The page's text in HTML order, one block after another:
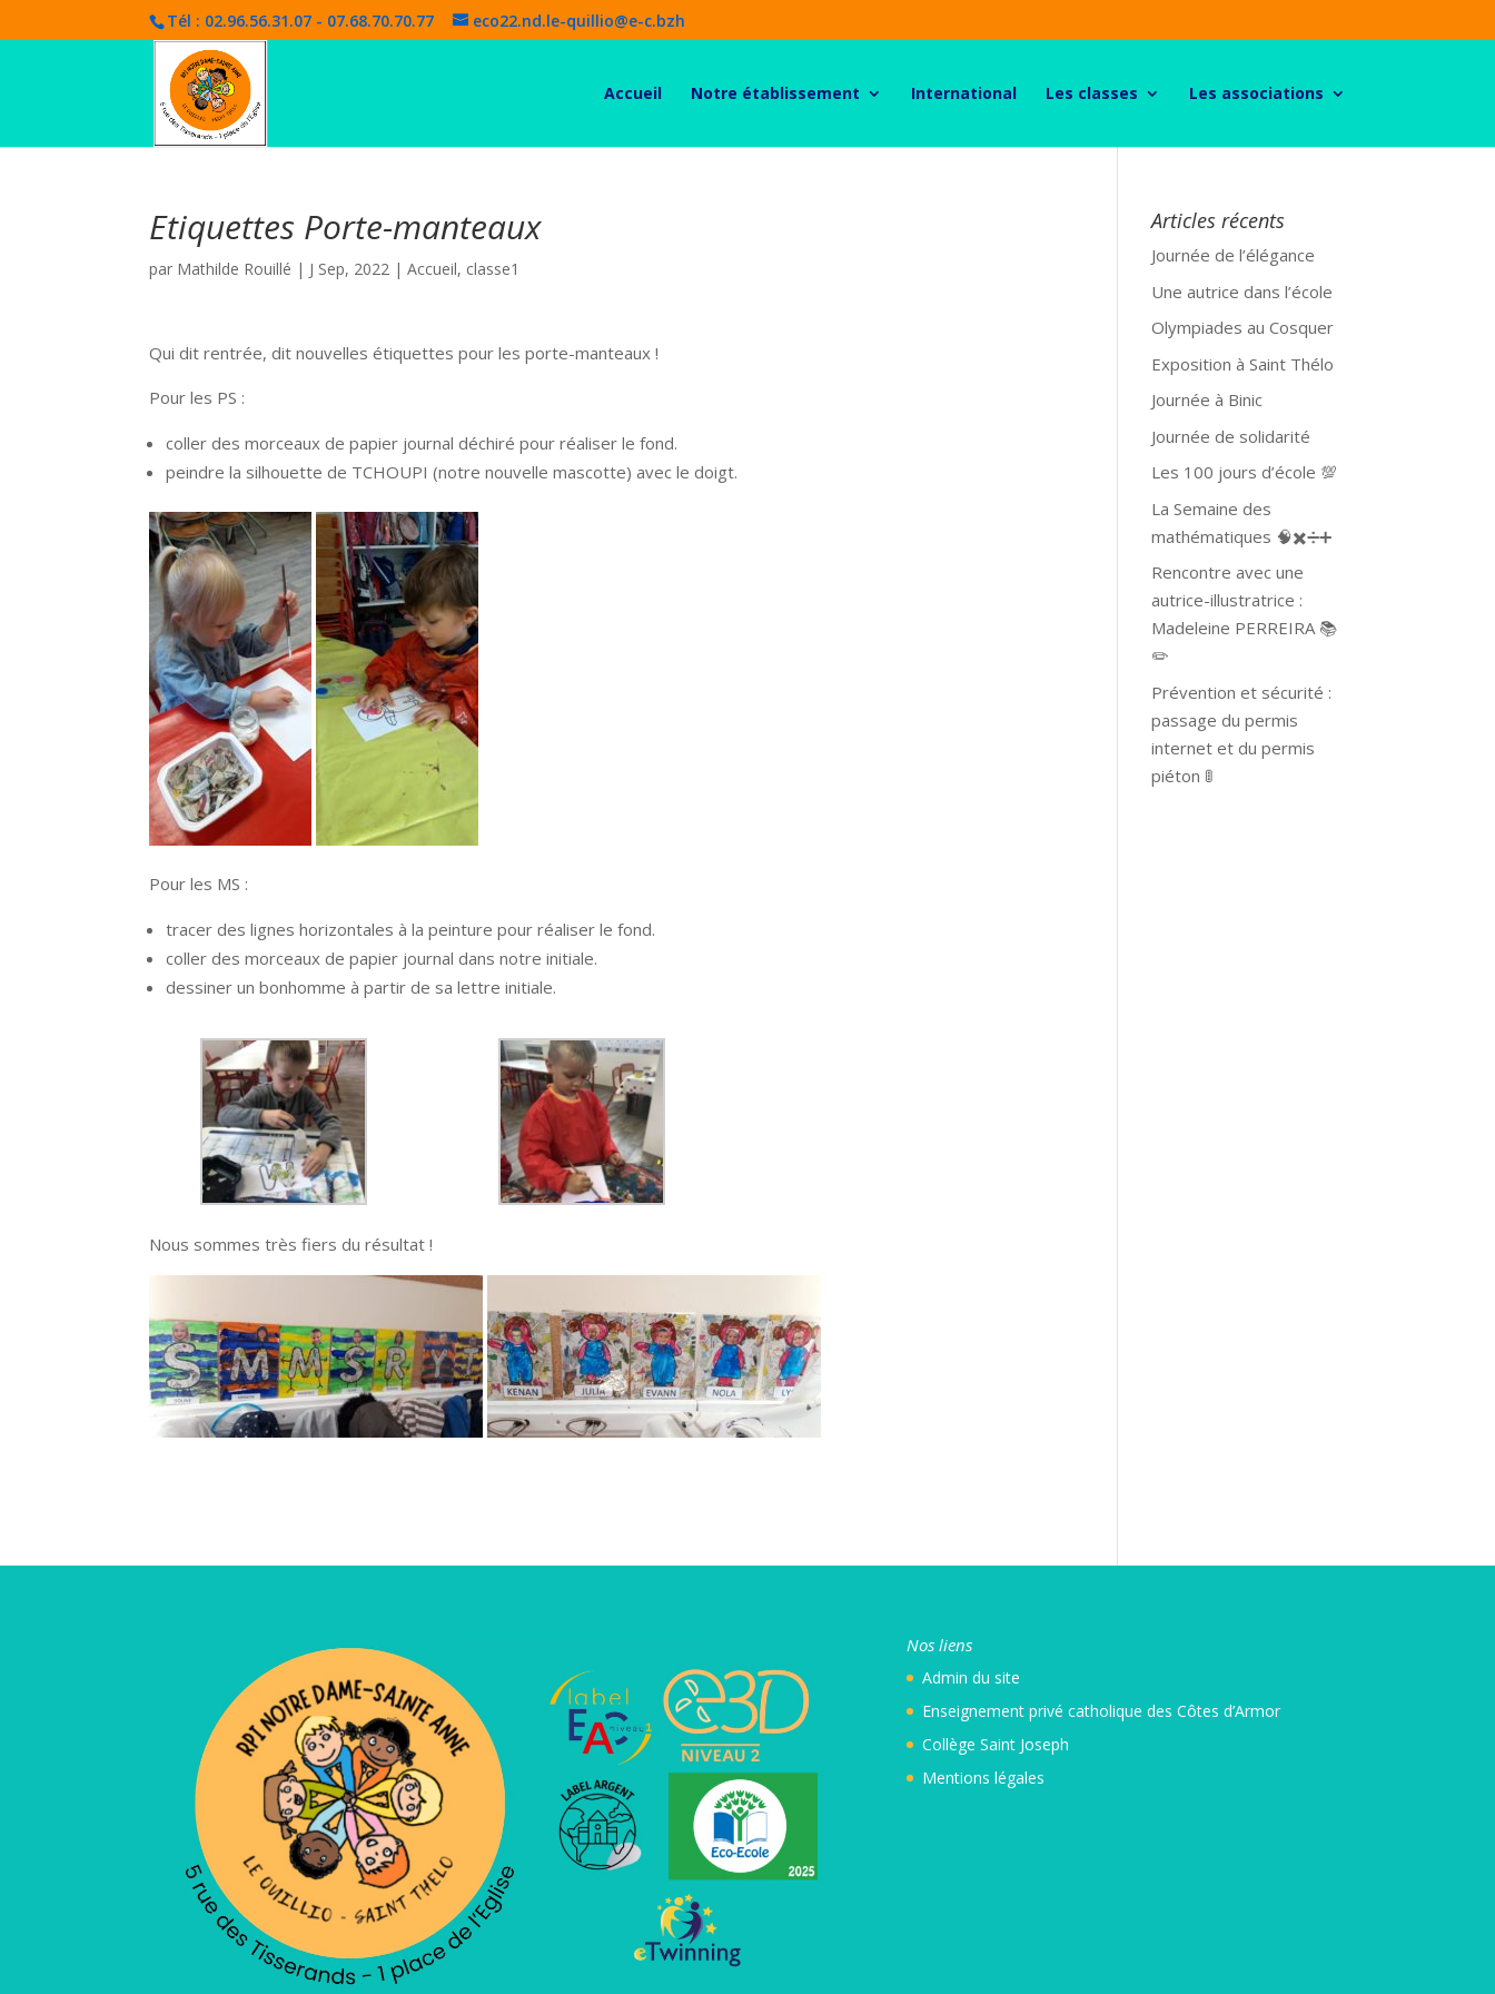
Tél : 02.96.56.31.07 - 07.68.70.70.77 eco22.nd.le-quillio@e-c.bzh
Accueil Notre établissement International Les classes Les associations
Etiquettes Porte-manteaux
par Mathilde Rouillé | J Sep, 2022 |Accueil, classe1
Qui dit rentrée, dit nouvelles étiquettes pour les porte-manteaux !
Pour les PS :
coller des morceaux de papier journal déchiré pour réaliser le fond.
peindre la silhouette de TCHOUPI (notre nouvelle mascotte) avec le doigt.
Pour les MS :
tracer des lignes horizontales à la peinture pour réaliser le fond.
coller des morceaux de papier journal dans notre initiale.
dessiner un bonhomme à partir de sa lettre initiale.
Nous sommes très fiers du résultat !
Articles récents
Journée de l’élégance
Une autrice dans l’école
Olympiades au Cosquer
Exposition à Saint Thélo
Journée à Binic
Journée de solidarité
Les 100 jours d’école 💯
La Semaine des
mathématiques 🧠✖️➗➕
Rencontre avec une
autrice-illustratrice :
Madeleine PERREIRA 📚
✏️
Prévention et sécurité :
passage du permis
internet et du permis
piéton 🚦
Nos liens
Admin du site
Enseignement privé catholique des Côtes d’Armor
Collège Saint Joseph
Mentions légales